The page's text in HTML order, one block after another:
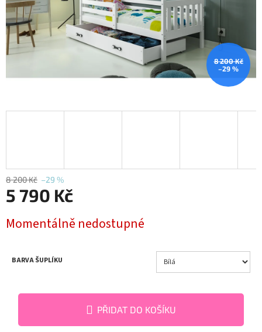
8 200 Kč
–29 %
8 200 Kč –29 %
5 790 Kč
cena:
Momentálně nedostupné
BARVA ŠUPLÍKU
PŘIDAT DO KOŠÍKU